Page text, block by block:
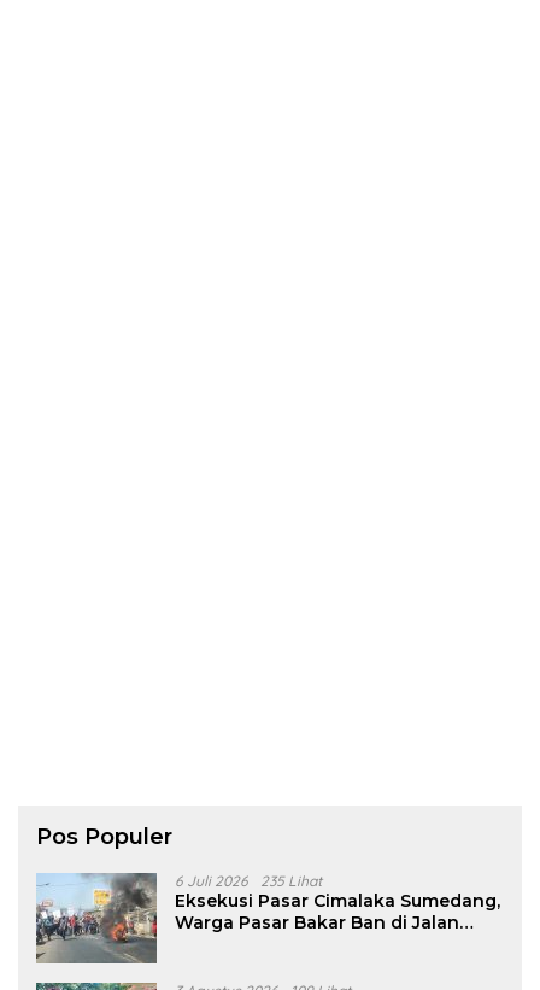
Pos Populer
6 Juli 2026 235 Lihat
Eksekusi Pasar Cimalaka Sumedang,
Warga Pasar Bakar Ban di Jalan